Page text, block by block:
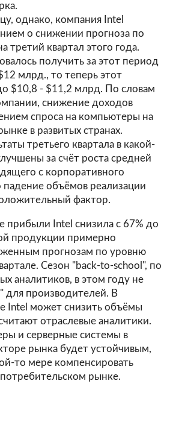
однако, компания Intel
о снижении прогноза по
третий квартал этого года.
получить за этот период
млрд., то теперь этот
$10,8 - $11,2 млрд. По словам
снижение доходов
спроса на компьютеры на
в развитых странах.
третьего квартала в какой-
за счёт роста средней
с корпоративного
падение объёмов реализации
фактор.
прибыли Intel снизила с 67% до
продукции примерно
прогнозам по уровню
Сезон "back-to-school", по
аналитиков, в этом году не
для производителей. В
Intel может снизить объёмы
отраслевые аналитики.
и серверные системы в
рынка будет устойчивым,
то мере компенсировать
рынке.